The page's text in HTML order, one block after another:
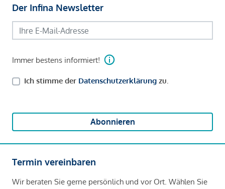
Der Infina Newsletter
Immer bestens informiert!
Ich stimme der Datenschutzerklärung zu.
Abonnieren
Termin vereinbaren
Wir beraten Sie gerne persönlich und vor Ort. Wählen Sie